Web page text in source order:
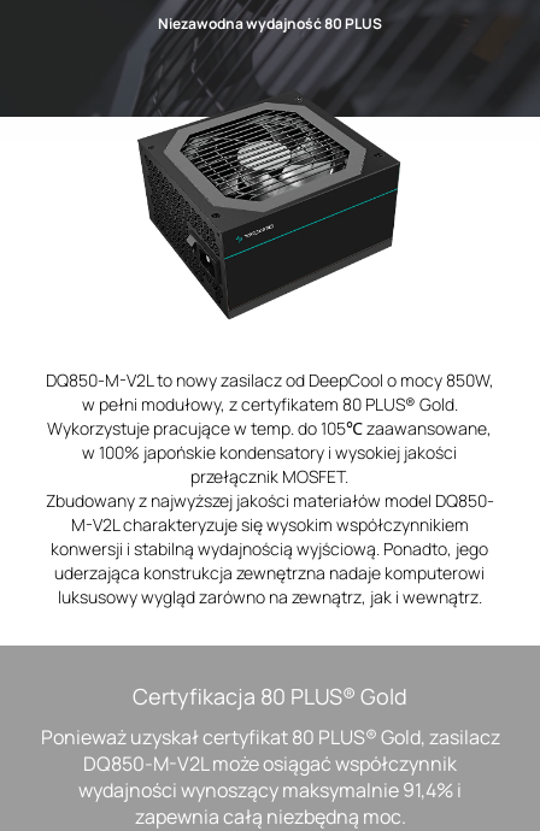
Niezawodna wydajność 80 PLUS
DQ850-M-V2L to nowy zasilacz od DeepCool o mocy 850W,
w pełni modułowy, z certyfikatem 80 PLUS® Gold.
Wykorzystuje pracujące w temp. do 105℃ zaawansowane,
w 100% japońskie kondensatory i wysokiej jakości
przełącznik MOSFET.
Zbudowany z najwyższej jakości materiałów model DQ850-
M-V2L charakteryzuje się wysokim współczynnikiem
konwersji i stabilną wydajnością wyjściową. Ponadto, jego
uderzająca konstrukcja zewnętrzna nadaje komputerowi
luksusowy wygląd zarówno na zewnątrz, jak i wewnątrz.
Certyfikacja 80 PLUS® Gold
Ponieważ uzyskał certyfikat 80 PLUS® Gold, zasilacz
DQ850-M-V2L może osiągać współczynnik
wydajności wynoszący maksymalnie 91,4% i
zapewnia całą niezbędną moc.